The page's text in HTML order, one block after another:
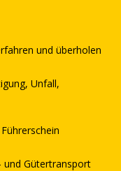
und überholen
Unfall,
und Gütertransport